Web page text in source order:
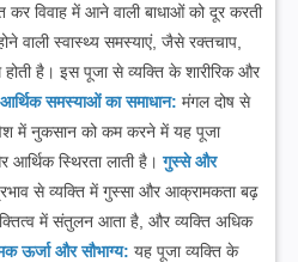
विवाह में आने वाली बाधाओं को दूर करती
वाली स्वास्थ्य समस्याएं, जैसे रक्तचाप,
होती है। इस पूजा से व्यक्ति के शारीरिक और
आर्थिक समस्याओं का समाधान: मंगल दोष से
में नुकसान को कम करने में यह पूजा
आर्थिक स्थिरता लाती है। गुस्से और
से व्यक्ति में गुस्सा और आक्रामकता बढ़
में संतुलन आता है, और व्यक्ति अधिक
ऊर्जा और सौभाग्य: यह पूजा व्यक्ति के